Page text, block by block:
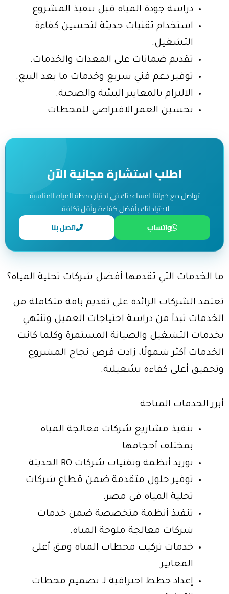
دراسة جودة المياه قبل تنفيذ المشروع.
استخدام تقنيات حديثة لتحسين كفاءة
التشغيل.
تقديم ضمانات على المعدات والخدمات.
توفير دعم فني سريع وخدمات ما بعد البيع.
الالتزام بالمعايير البيئية والصحية.
تحسين العمر الافتراضي للمحطات.
اطلب استشارة مجانية الآن
تواصل مع خبرائنا لمساعدتك في اختيار محطة المياه المناسبة
لاحتياجاتك بأفضل كفاءة وأقل تكلفة.
واتساب
اتصل بنا
ما الخدمات التي تقدمها أفضل شركات تحلية المياه؟
تعتمد الشركات الرائدة على تقديم باقة متكاملة من
الخدمات تبدأ من دراسة احتياجات العميل وتنتهي
بخدمات التشغيل والصيانة المستمرة وكلما كانت
الخدمات أكثر شمولًا، زادت فرص نجاح المشروع
وتحقيق أعلى كفاءة تشغيلية.
أبرز الخدمات المتاحة
تنفيذ مشاريع شركات معالجة المياه
بمختلف أحجامها.
توريد أنظمة وتقنيات شركات RO الحديثة.
توفير حلول متقدمة ضمن قطاع شركات
تحلية المياه في مصر.
تنفيذ أنظمة متخصصة ضمن خدمات
شركات معالجة ملوحة المياه.
خدمات تركيب محطات المياه وفق أعلى
المعايير.
إعداد خطط احترافية لـ تصميم محطات